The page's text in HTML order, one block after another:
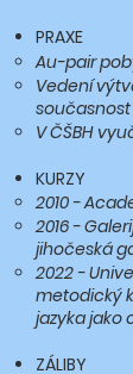
PRAXE
Au-pair
Vedení
současnost
V ČŠBH
KURZY
2010 -
2016 -
jihočeská
2022 -
metodický
jazyka jako
ZÁLIBY